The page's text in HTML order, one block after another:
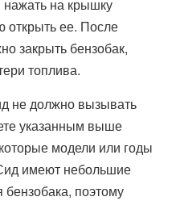
нажать на крышку
открыть ее. После
закрыть бензобак,
топлива.
не должно вызывать
указанным выше
модели или годы
имеют небольшие
бензобака, поэтому